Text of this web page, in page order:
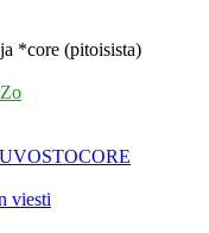
*core (pitoisista)
viesti